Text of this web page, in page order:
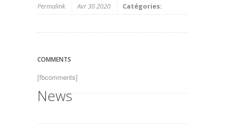
Permalink
Avr 30 2020
Catégories:
COMMENTS
[fbcomments]
News